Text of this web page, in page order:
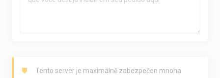
Tento server je maximálně zabezpečen mnoha